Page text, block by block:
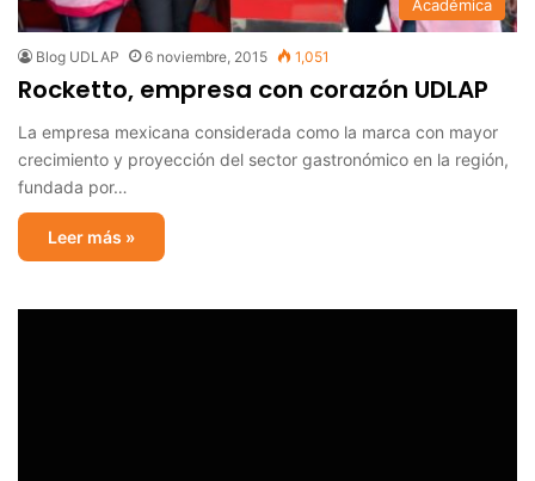
Académica
Blog UDLAP 6 noviembre, 2015 1,051
Rocketto, empresa con corazón UDLAP
La empresa mexicana considerada como la marca con mayor
crecimiento y proyección del sector gastronómico en la región,
fundada por…
Leer más »